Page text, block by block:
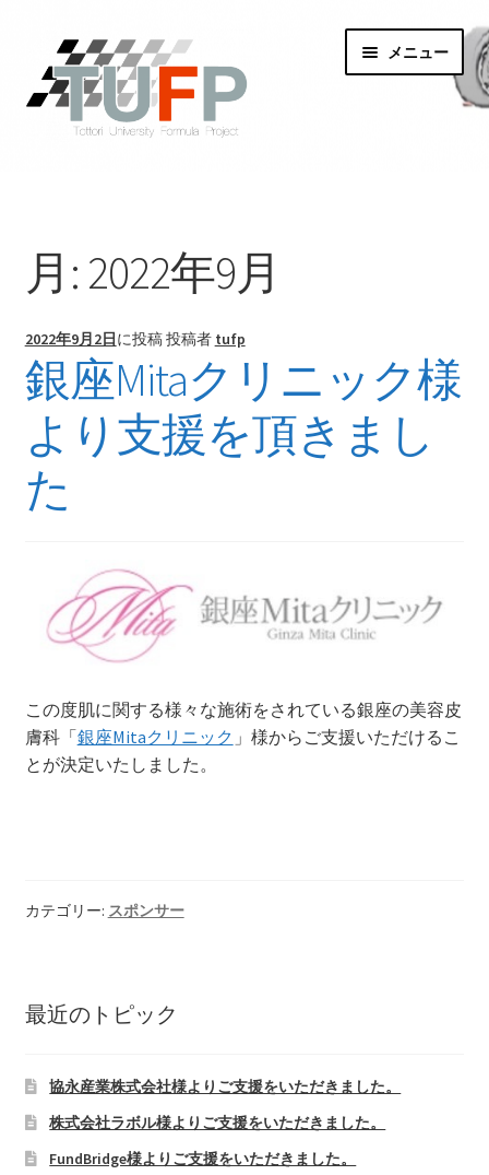
ゲ
ス
キ
プ
テ
ッ
プ
メニュー
Formula SAE（学生フォーミュラ）とは？
活動内容
スポンサー
チームメンバー
参戦マシン
2015年大会車両 TUFP2015
2016年大会車両 TF-16
2018年大会車両 TF-18
協賛に関して
月: 2022年9月
2022年9月2日に投稿投稿者 tufp
銀座Mitaクリニック様
より支援を頂きまし
た
この度肌に関する様々な施術をされている銀座の美容皮
膚科「銀座Mitaクリニック 」様からご支援いただけるこ
とが決定いたしました。
カテゴリー: スポンサー
最近のトピック
協永産業株式会社様よりご支援をいただきました。
株式会社ラボル様よりご支援をいただきました。
FundBridge様よりご支援をいただきました。